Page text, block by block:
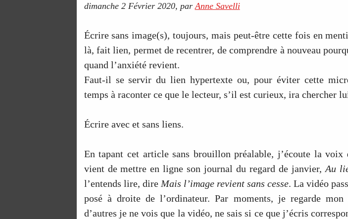
dimanche 2 Février 2020, par Anne Savelli
Écrire sans image(s), toujours, mais peut-être cette fois en
là, fait lien, permet de recentrer, de comprendre à nouveau
quand l’anxiété revient.
Faut-il se servir du lien hypertexte ou, pour éviter cette
temps à raconter ce que le lecteur, s’il est curieux, ira chercher
Écrire avec et sans liens.
En tapant cet article sans brouillon préalable, j’écoute la
vient de mettre en ligne son journal du regard de janvier,Au
l’entends lire, dire Mais l’image revient sans cesse. La vidéo
posé à droite de l’ordinateur. Par moments, je regarde
d’autres je ne vois que la vidéo, ne sais si ce que j’écris